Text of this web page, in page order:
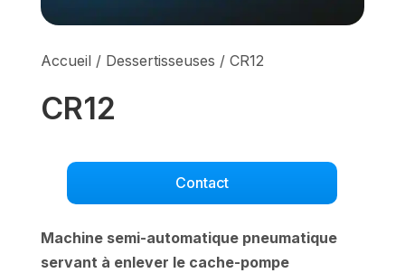
Accueil / Dessertisseuses / CR12
CR12
Contact
Machine semi-automatique pneumatique
servant à enlever le cache-pompe